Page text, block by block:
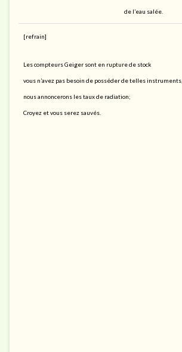
de l’eau salée.
[refrain]
Les compteurs Geiger sont en rupture de stock
vous n’avez pas besoin de posséder de telles instruments,
nous annoncerons les taux de radiation;
Croyez et vous serez sauvés.